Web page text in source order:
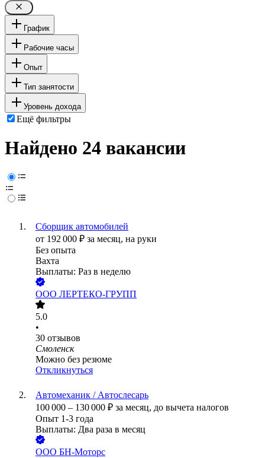
График
Рабочие часы
Опыт
Тип занятости
Уровень дохода
Ещё фильтры
Найдено 24 вакансии
Сборщик автомобилей
от 192 000 ₽ за месяц, на руки
Без опыта
Вахта
Выплаты: Раз в неделю
ООО ЛЕРТЕКО-ГРУПП
5.0
•
30 отзывов
Смоленск
Можно без резюме
Откликнуться
Автомеханик / Автослесарь
100 000 – 130 000 ₽ за месяц, до вычета налогов
Опыт 1-3 года
Выплаты: Два раза в месяц
ООО БН-Моторс